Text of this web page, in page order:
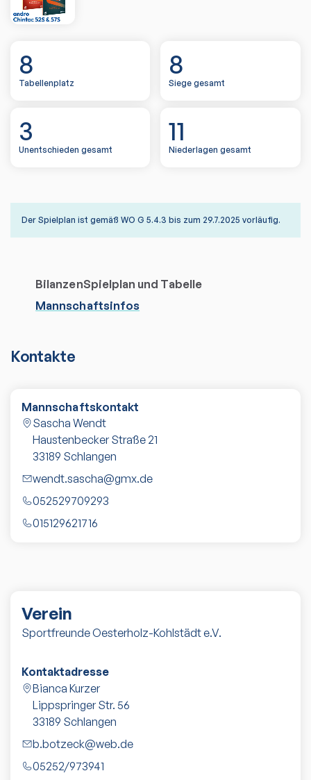
8
Tabellenplatz
8
Siege gesamt
3
Unentschieden gesamt
11
Niederlagen gesamt
Der Spielplan ist gemäß WO G 5.4.3 bis zum 29.7.2025 vorläufig.
BilanzenSpielplan und Tabelle
Mannschaftsinfos
Kontakte
Mannschaftskontakt
Sascha Wendt
Haustenbecker Straße 21
33189 Schlangen
wendt.sascha@gmx.de
052529709293
015129621716
Verein
Sportfreunde Oesterholz-Kohlstädt e.V.
Kontaktadresse
Bianca Kurzer
Lippspringer Str. 56
33189 Schlangen
b.botzeck@web.de
05252/973941